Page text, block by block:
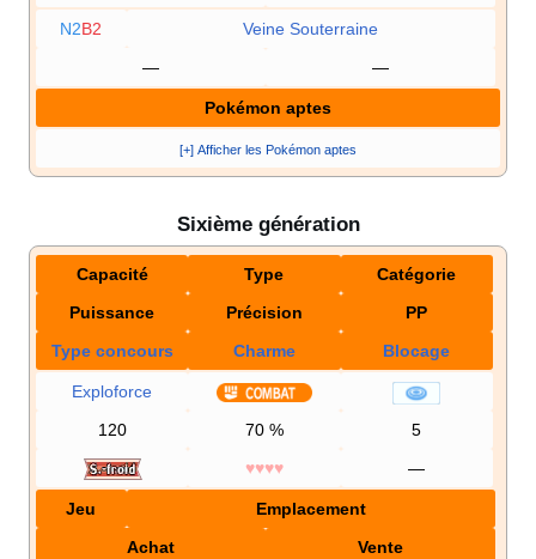
N2B2
Veine Souterraine
—
—
Pokémon aptes
[+] Afficher les Pokémon aptes
Sixième génération
Capacité Type
Catégorie
Puissance
Précision
PP
Type concours
Charme Blocage
Exploforce
120
70 %
5
♥♥♥♥
—
Jeu
Emplacement
Achat
Vente